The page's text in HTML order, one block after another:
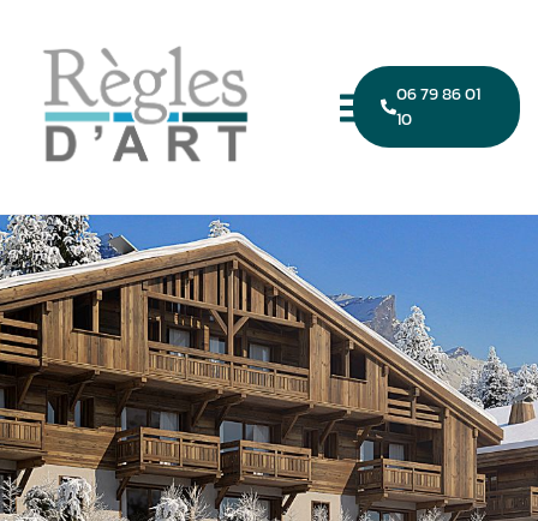
06 79 86 01
10